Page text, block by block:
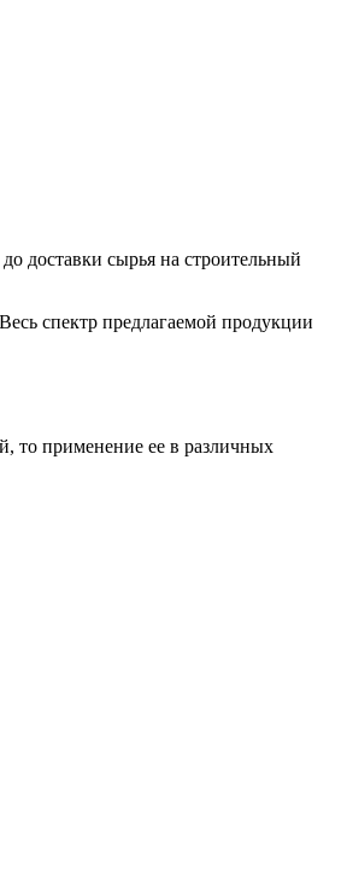
доставки сырья на строительный
спектр предлагаемой продукции
то применение ее в различных